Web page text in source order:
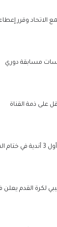
وقرر إعطاء
مسابقة دوري
بتوفّر 3 مسؤولين أو فنيين على الأقل على ذمة القناة
وانطلق الدوري الليبي للمحترفين في ديسمبر 2024، باعتماد نظام جديد قوامه مشاركة 35 فريقا بالتمام والكمال موزعة على 4
لكرة القدم يعلن